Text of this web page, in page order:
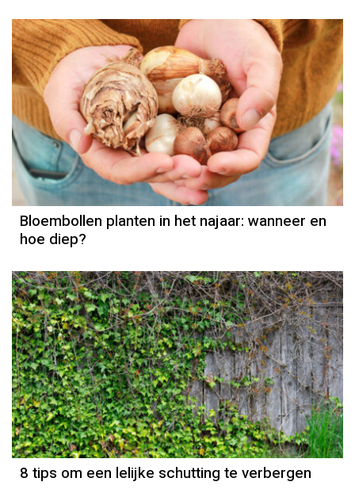
Bloembollen planten in het najaar: wanneer en
hoe diep?
8 tips om een lelijke schutting te verbergen